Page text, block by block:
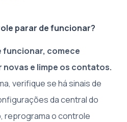
parar de funcionar?
funcionar, comece
e limpe os contatos.
verifique se há sinais de
da central do
reprograma o controle